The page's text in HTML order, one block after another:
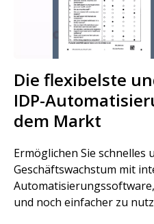
Die flexibelste
IDP-
dem Markt
Ermöglichen Sie schnelles
Geschäftswachstum mit
und noch einfacher zu